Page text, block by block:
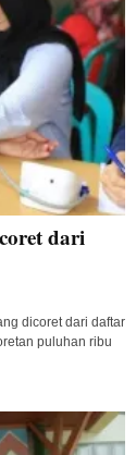
dari
dicoret dari daftar
puluhan ribu